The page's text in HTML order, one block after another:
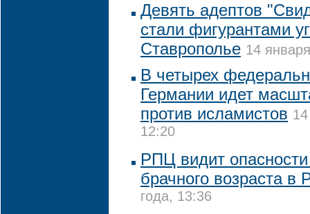
Девять адептов
стали фигурантами
Ставрополье 14
В четырех
Германии идет
против исламистов
12:20
РПЦ видит
брачного возраста в
года, 13:36